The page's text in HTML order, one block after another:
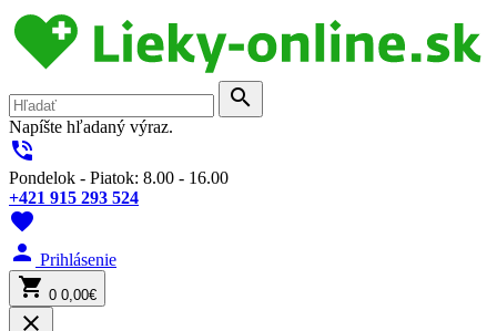
search
Napíšte hľadaný výraz.
phone_in_talk
Pondelok - Piatok: 8.00 - 16.00
+421 915 293 524
favorite
person Prihlásenie
shopping_cart 0 0,00€
close